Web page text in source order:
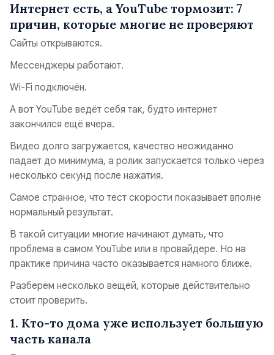
Интернет есть, а YouTube тормозит: 7
причин, которые многие не проверяют
Сайты открываются.
Мессенджеры работают.
Wi-Fi подключён.
А вот YouTube ведёт себя так, будто интернет
закончился ещё вчера.
Видео долго загружается, качество неожиданно
падает до минимума, а ролик запускается только через
несколько секунд после нажатия.
Самое странное, что тест скорости показывает вполне
нормальный результат.
В такой ситуации многие начинают думать, что
проблема в самом YouTube или в провайдере. Но на
практике причина часто оказывается намного ближе.
Разберём несколько вещей, которые действительно
стоит проверить.
1. Кто-то дома уже использует большую
часть канала